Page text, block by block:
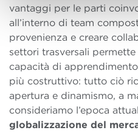
vantaggi per le parti
all’interno di team
provenienza e creare
settori trasversali
capacità di
più costruttivo: tutto ciò
apertura e dinamismo, a
consideriamo l’epoca
globalizzazione del